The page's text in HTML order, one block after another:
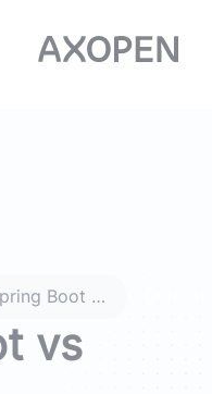
Spring Boot vs Jenkins
vs